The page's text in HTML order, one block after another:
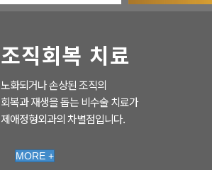
조직회복 치료
노화되거나 손상된 조직의
회복과 재생을 돕는 비수술 치료가
제애정형외과의 차별점입니다.
MORE +